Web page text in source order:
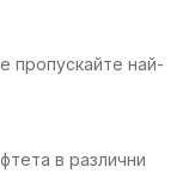
пропускайте най-
в различни